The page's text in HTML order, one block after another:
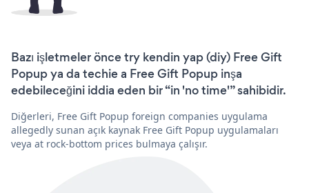
Bazı işletmeler önce try kendin yap (diy) Free Gift
Popup ya da techie a Free Gift Popup inşa
edebileceğini iddia eden bir “in 'no time'” sahibidir.
Diğerleri, Free Gift Popup foreign companies uygulama
allegedly sunan açık kaynak Free Gift Popup uygulamaları
veya at rock-bottom prices bulmaya çalışır.